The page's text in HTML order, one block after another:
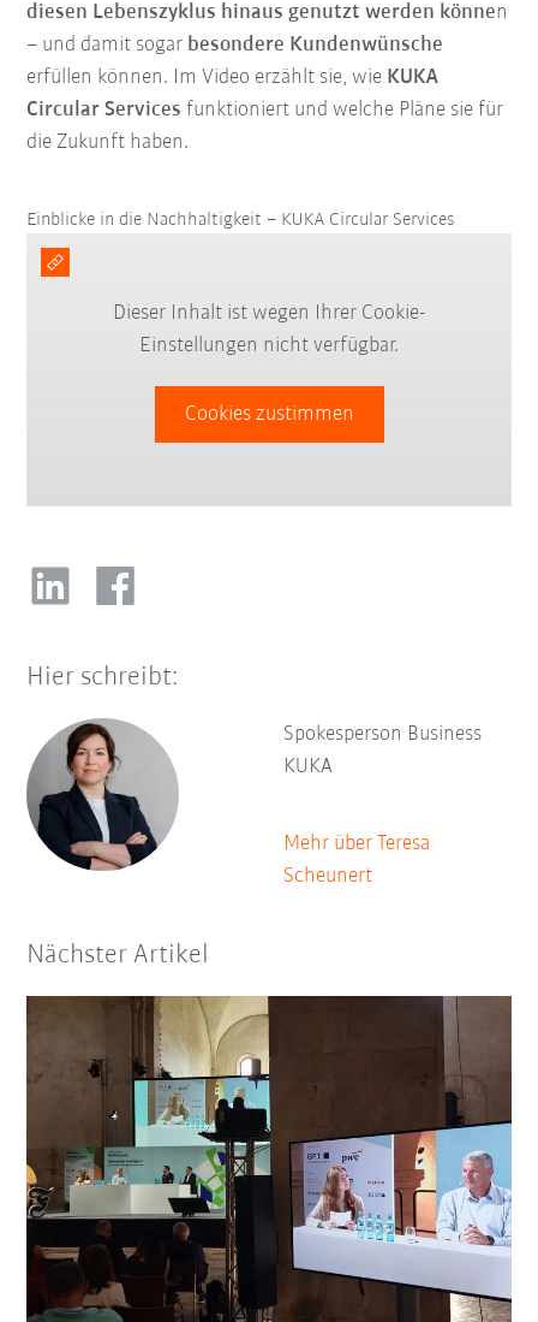
diesen Lebenszyklus hinaus genutzt werden können
– und damit sogar besondere Kundenwünsche
erfüllen können. Im Video erzählt sie, wie KUKA
Circular Services funktioniert und welche Pläne sie für
die Zukunft haben.
Einblicke in die Nachhaltigkeit – KUKA Circular Services
Dieser Inhalt ist wegen Ihrer Cookie-
Einstellungen nicht verfügbar.
Cookies zustimmen
Hier schreibt:
Spokesperson Business
KUKA
Mehr über Teresa
Scheunert
Nächster Artikel